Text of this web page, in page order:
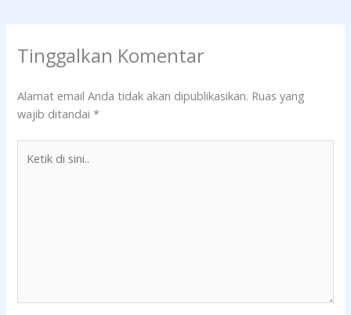
Tinggalkan Komentar
Alamat email Anda tidak akan dipublikasikan. Ruas yang
wajib ditandai*